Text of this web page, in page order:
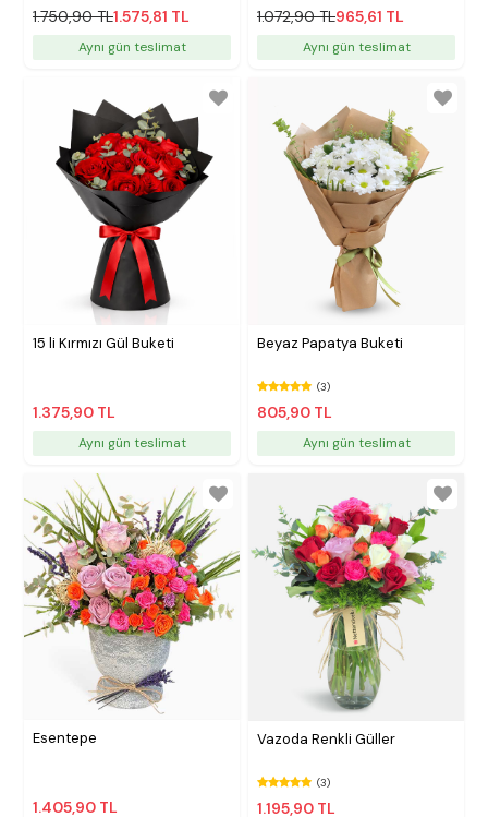
1.750,90 TL1.575,81 TL
Aynı gün teslimat
1.072,90 TL965,61 TL
Aynı gün teslimat
15 li Kırmızı Gül Buketi
1.375,90 TL
Aynı gün teslimat
Beyaz Papatya Buketi
(3)
805,90 TL
Aynı gün teslimat
Esentepe
1.405,90 TL
Vazoda Renkli Güller
(3)
1.195,90 TL